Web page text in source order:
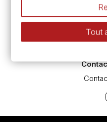
L’aquarelle en
Le vocabulaire
Différence entre
Préparer une toile pour
Tout